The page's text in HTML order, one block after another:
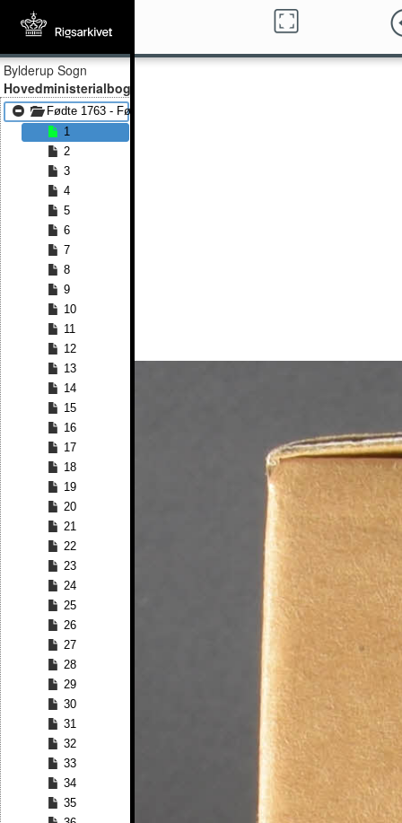
Bylderup Sogn
Hovedministerialbog
Fødte 1763 - Fødte 1792
1
2
3
4
5
6
7
8
9
10
11
12
13
14
15
16
17
18
19
20
21
22
23
24
25
26
27
28
29
30
31
32
33
34
35